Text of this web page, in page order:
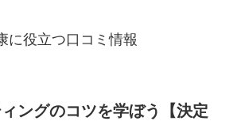
に役立つ口コミ情報
ングのコツを学ぼう【決定